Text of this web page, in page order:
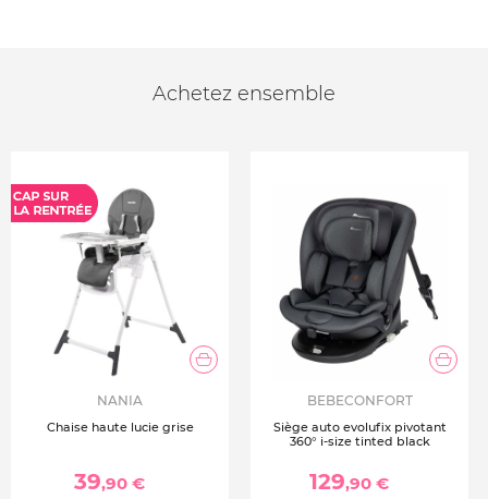
Achetez ensemble
NANIA
Chaise haute lucie grise
39,90 €
BEBECONFORT
Siège auto evolufix pivotant
360° i-size tinted black
129,90 €